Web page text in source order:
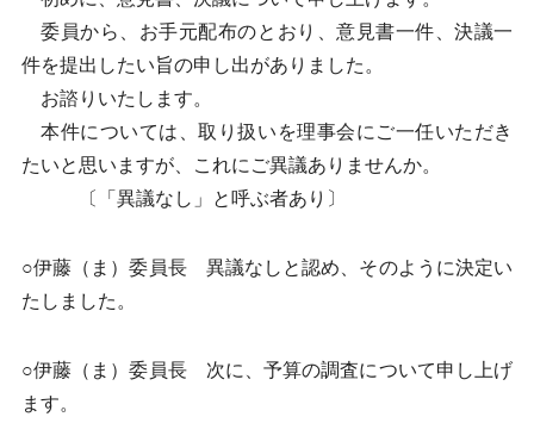
委員から、お手元配布のとおり、意見書一件、決議一
件を提出したい旨の申し出がありました。
お諮りいたします。
本件については、取り扱いを理事会にご一任いただき
たいと思いますが、これにご異議ありませんか。
〔「異議なし」と呼ぶ者あり〕
○伊藤（ま）委員長 異議なしと認め、そのように決定い
たしました。
○伊藤（ま）委員長 次に、予算の調査について申し上げ
ます。